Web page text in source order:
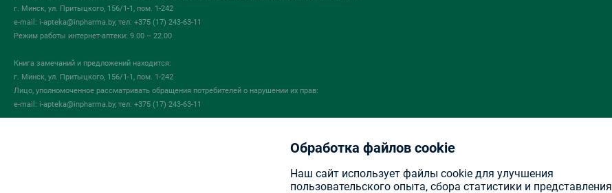
г. Минск, ул. Притыцкого, 156/1-1, пом. 1-242
e-mail: i-apteka@inpharma.by, тел: +375 (17) 243-63-11
Режим работы интернет-аптеки: 9.00 – 22.00
Книга замечаний и предложений находится:
г. Минск, ул. Притыцкого, 156/1-1, пом. 1-242
Лицо, уполномоченное рассматривать обращения потребителей о нарушении их прав:
e-mail: i-apteka@inpharma.by, тел: +375 (17) 243-63-11
Обработка файлов cookie
Наш сайт использует файлы cookie для улучшения
пользовательского опыта, сбора статистики и представления